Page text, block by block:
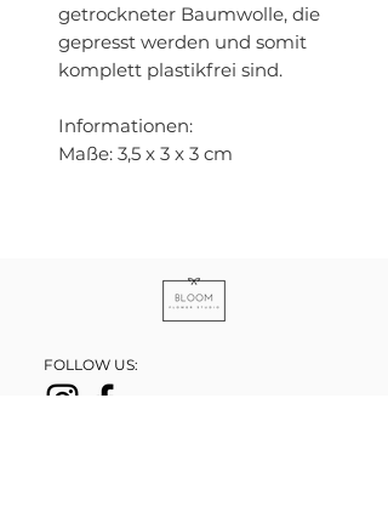
getrockneter Baumwolle, die
gepresst werden und somit
komplett plastikfrei sind.
Informationen:
Maße: 3,5 x 3 x 3 cm
FOLLOW US: